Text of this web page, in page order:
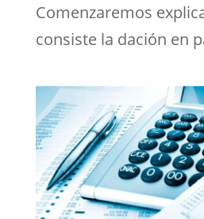
Comenzaremos
consiste la dación en